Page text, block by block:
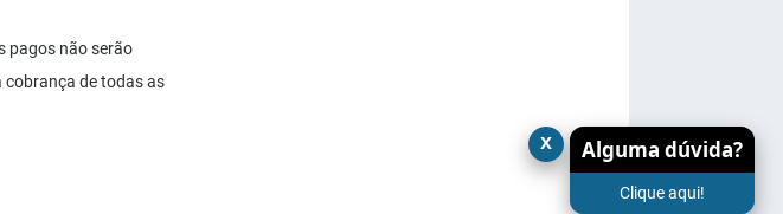
pagos não serão
cobrança de todas as
Alguma dúvida?
Clique aqui!
x